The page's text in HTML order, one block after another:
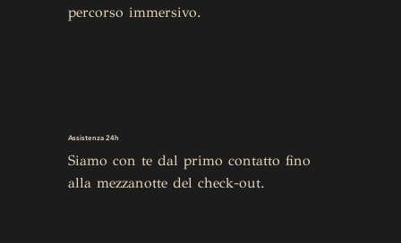
percorso immersivo.
Assistenza 24h
Siamo con te dal primo contatto fino
alla mezzanotte del check-out.